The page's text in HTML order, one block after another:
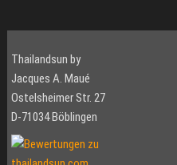
Thailandsun by
Jacques A. Maué
Ostelsheimer Str. 27
D-71034 Böblingen